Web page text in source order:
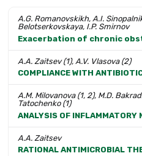
A.G. Romanovskikh, A.I.
Belotserkovskaya, I.P. Smirnov
Exacerbation of chronic
A.A. Zaitsev (1), A.V. Vlasova (2)
COMPLIANCE WITH
A.M. Milovanova (1, 2), M.D.
Tatochenko (1)
ANALYSIS OF INFLAMMATORY
A.A. Zaitsev
RATIONAL ANTIMICROBIAL